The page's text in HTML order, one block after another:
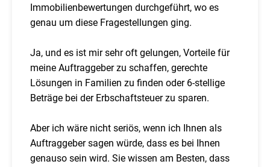
Immobilienbewertungen durchgeführt, wo es
genau um diese Fragestellungen ging.
Ja, und es ist mir sehr oft gelungen, Vorteile für
meine Auftraggeber zu schaffen, gerechte
Lösungen in Familien zu finden oder 6-stellige
Beträge bei der Erbschaftsteuer zu sparen.
Aber ich wäre nicht seriös, wenn ich Ihnen als
Auftraggeber sagen würde, dass es bei Ihnen
genauso sein wird. Sie wissen am Besten, dass